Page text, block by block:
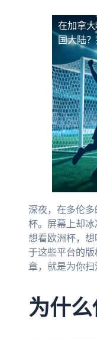
在加拿
国大陆
深夜，在多伦
杯。屏幕上却
想看欧洲杯，
于这些平台的
章，就是为你扫
为什么